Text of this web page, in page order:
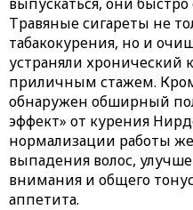
Травяные сигареты не
табакокурения, но и
устраняли хронический
приличным стажем.
обнаружен обширный
эффект» от курения
нормализации работы
выпадения волос,
внимания и общего
аппетита.